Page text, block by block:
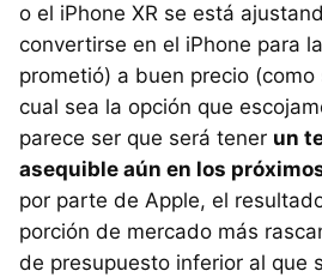
o el iPhone XR se está
convertirse en el iPhone para
prometió) a buen precio (como
cual sea la opción que
parece ser que será tener un
asequible aún en los
por parte de Apple, el
porción de mercado más
de presupuesto inferior al que